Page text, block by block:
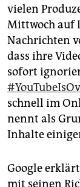
abo
genossenschaft
epaper login
vielen
Mittwoch auf
Nachrichten
dass ihre
sofort
schnell im
nennt als
Inhalte
Google
mit seinen